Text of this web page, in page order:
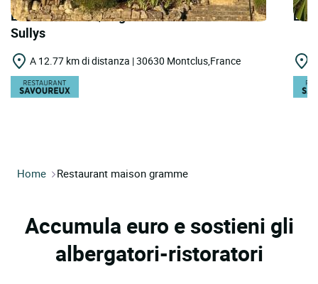
LOGIS HOTELS | Logis Hôtel le Clos des
Sullys
A 12.77 km di distanza | 30630 Montclus,France
Home Restaurant maison gramme
Accumula euro e sostieni gli
albergatori-ristoratori